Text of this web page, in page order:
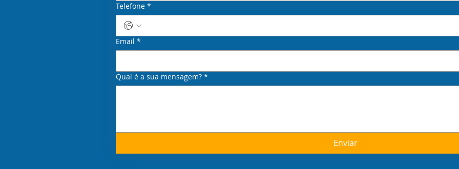
Telefone *
Email *
Qual é a sua mensagem? *
Enviar